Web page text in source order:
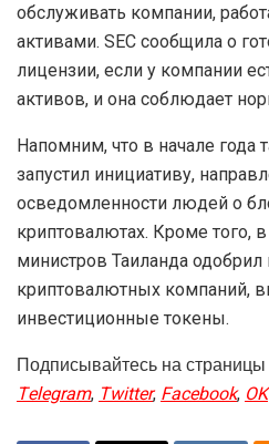
обслуживать компании,
активами. SEC сообщила о
лицензии, если у компании
активов, и она соблюдает
Напомним, что в начале года
запустил инициативу,
осведомленности людей о
криптовалютах. Кроме того,
министров Таиланда
криптовалютных компаний,
инвестиционные токены.
Подписывайтесь на
Telegram, Twitter, Facebook, OK